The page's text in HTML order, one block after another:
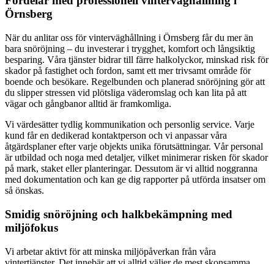
Örnsberg
När du anlitar oss för vinterväghållning i Örnsberg får du mer än
bara snöröjning – du investerar i trygghet, komfort och långsiktig
besparing. Våra tjänster bidrar till färre halkolyckor, minskad risk för
skador på fastighet och fordon, samt ett mer trivsamt område för
boende och besökare. Regelbunden och planerad snöröjning gör att
du slipper stressen vid plötsliga väderomslag och kan lita på att
vägar och gångbanor alltid är framkomliga.
Vi värdesätter tydlig kommunikation och personlig service. Varje
kund får en dedikerad kontaktperson och vi anpassar våra
åtgärdsplaner efter varje objekts unika förutsättningar. Vår personal
är utbildad och noga med detaljer, vilket minimerar risken för skador
på mark, staket eller planteringar. Dessutom är vi alltid noggranna
med dokumentation och kan ge dig rapporter på utförda insatser om
så önskas.
Smidig snöröjning och halkbekämpning med
miljöfokus
Vi arbetar aktivt för att minska miljöpåverkan från våra